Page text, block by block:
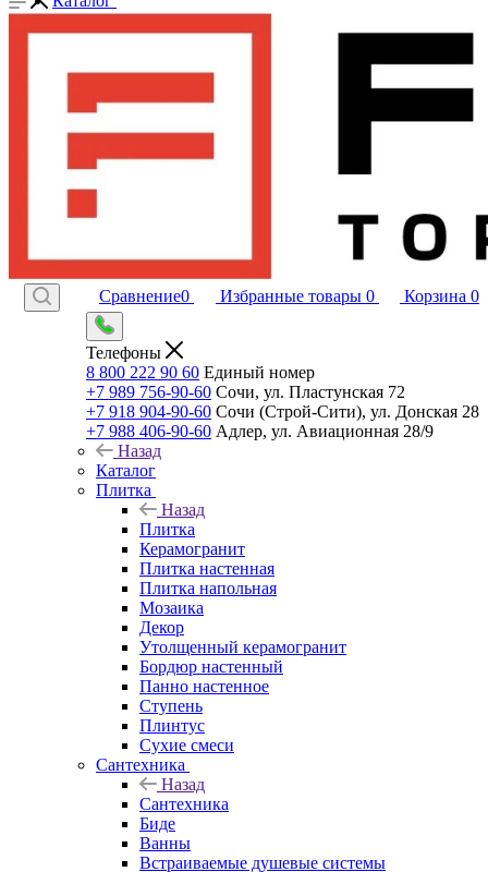
Сравнение0 Избранные товары 0 Корзина 0
Телефоны
8 800 222 90 60 Единый номер
+7 989 756-90-60 Сочи, ул. Пластунская 72
+7 918 904-90-60 Сочи (Строй-Сити), ул. Донская 28
+7 988 406-90-60 Адлер, ул. Авиационная 28/9
Назад
Каталог
Плитка
Назад
Плитка
Керамогранит
Плитка настенная
Плитка напольная
Мозаика
Декор
Утолщенный керамогранит
Бордюр настенный
Панно настенное
Ступень
Плинтус
Сухие смеси
Сантехника
Назад
Сантехника
Биде
Ванны
Встраиваемые душевые системы